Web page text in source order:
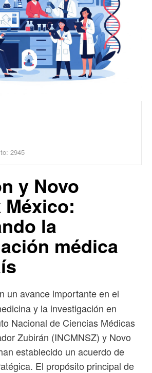
2945
y Novo
la
médica
un avance importante en el
y la investigación en
Nacional de Ciencias Médicas
Zubirán (INCMNSZ) y Novo
establecido un acuerdo de
El propósito principal de